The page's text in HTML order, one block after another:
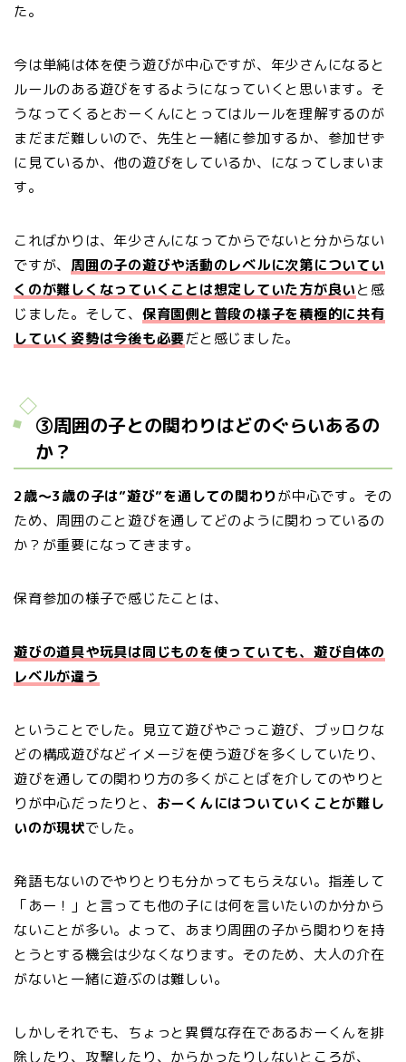
た。
今は単純は体を使う遊びが中心ですが、年少さんになると
ルールのある遊びをするようになっていくと思います。そ
うなってくるとおーくんにとってはルールを理解するのが
まだまだ難しいので、先生と一緒に参加するか、参加せず
に見ているか、他の遊びをしているか、になってしまいま
す。
こればかりは、年少さんになってからでないと分からない
ですが、 周囲の子の遊びや活動のレベルに次第についてい
くのが難しくなっていくことは想定していた方が良いと感
じました。そして、 保育園側と普段の様子を積極的に共有
していく姿勢は今後も必要だと感じました。
③周囲の子との関わりはどのぐらいあるの
か？
2歳〜3歳の子は”遊び”を通しての関わりが中心です。その
ため、周囲のこと遊びを通してどのように関わっているの
か？が重要になってきます。
保育参加の様子で感じたことは、
遊びの道具や玩具は同じものを使っていても、遊び自体の
レベルが違う
ということでした。見立て遊びやごっこ遊び、ブッロクな
どの構成遊びなどイメージを使う遊びを多くしていたり、
遊びを通しての関わり方の多くがことばを介してのやりと
りが中心だったりと、 おーくんにはついていくことが難し
いのが現状でした。
発語もないのでやりとりも分かってもらえない。指差して
「あー！」と言っても他の子には何を言いたいのか分から
ないことが多い。よって、あまり周囲の子から関わりを持
とうとする機会は少なくなります。そのため、大人の介在
がないと一緒に遊ぶのは難しい。
しかしそれでも、ちょっと異質な存在であるおーくんを排
除したり、攻撃したり、からかったりしないところが、